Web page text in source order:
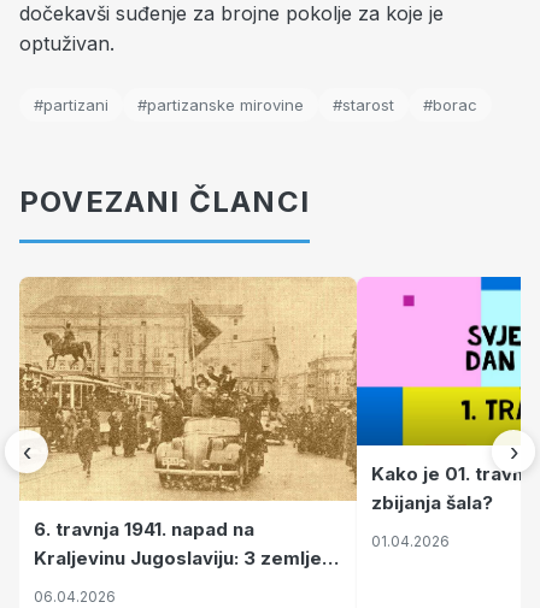
dočekavši suđenje za brojne pokolje za koje je
optuživan.
#partizani #partizanske mirovine #starost #borac
POVEZANI ČLANCI
‹
6. travnja 1941. napad na
Kraljevinu Jugoslaviju: 3 zemlje
nastale njenim raspadom
06.04.2026
Kako je 01.
zbijanja šala?
01.04.2026
›